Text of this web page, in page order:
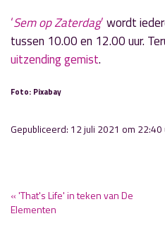
‘Sem op Zaterdag’wordt
tussen 10.00 en 12.00 uur.
uitzending gemist.
Foto: Pixabay
Gepubliceerd: 12 juli 2021 om
« 'That's Life' in teken van De
Elementen